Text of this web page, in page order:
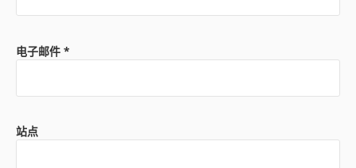
电子邮件 *
站点